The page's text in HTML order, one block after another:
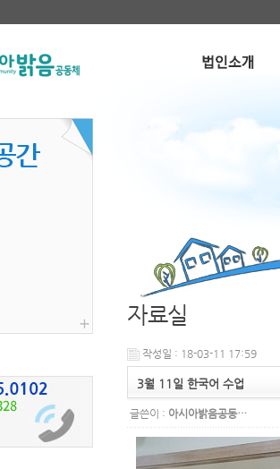
자료실
작성일 : 18-03-11 17:59
3월 11일 한국어 수업
글쓴이 : 아시아밝음공동…